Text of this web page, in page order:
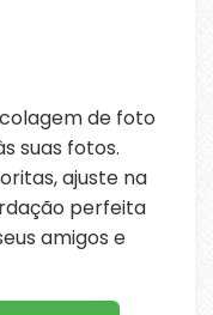
de foto
suas fotos.
ajuste na
perfeita
amigos e